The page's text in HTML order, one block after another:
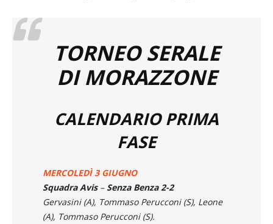
TORNEO SERALE
DI MORAZZONE
CALENDARIO PRIMA
FASE
MERCOLEDÌ 3 GIUGNO
Squadra Avis – Senza Benza 2-2
Gervasini (A), Tommaso Perucconi (S), Leone
(A), Tommaso Perucconi (S).